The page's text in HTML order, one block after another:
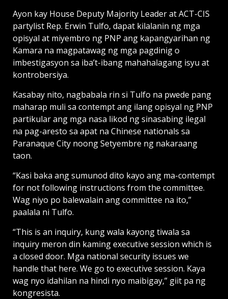
Ayon kay House Deputy Majority Leader at ACT-CIS
partylist Rep. Erwin Tulfo, dapat kilalanin ng mga
opisyal at miyembro ng PNP ang kapangyarihan ng
Kamara na magpatawag ng mga pagdinig o
imbestigasyon sa iba’t-ibang mahahalagang isyu at
kontrobersiya.
Kasabay nito, nagbabala rin si Tulfo na pwede pang
maharap muli sa contempt ang ilang opisyal ng PNP
partikular ang mga nasa likod ng sinasabing ilegal
na pag-aresto sa apat na Chinese nationals sa
Paranaque City noong Setyembre ng nakaraang
taon.
“Kasi baka ang sumunod dito kayo ang ma-contempt
for not following instructions from the committee.
Wag niyo po balewalain ang committee na ito,”
paalala ni Tulfo.
“This is an inquiry, kung wala kayong tiwala sa
inquiry meron din kaming executive session which is
a closed door. Mga national security issues we
handle that here. We go to executive session. Kaya
wag nyo idahilan na hindi nyo maibigay,” giit pa ng
kongresista.